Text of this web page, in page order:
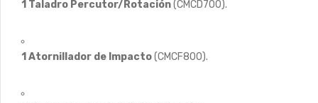
1 Taladro Percutor/Rotación(CMCD700).
1 Atornillador de Impacto(CMCF800).